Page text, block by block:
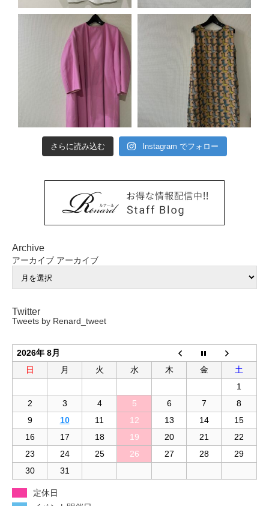
さらに読み込む Instagram でフォロー
Archive
アーカイブ アーカイブ
Twitter
Tweets by Renard_tweet
2026年 8月
日
月 火 水 木 金
土
1
2
3 4 5 6 7
8
9
10 11 12 13 14
15
16
17 18 19 20 21
22
23
24 25 26 27 28
29
30
31
定休日